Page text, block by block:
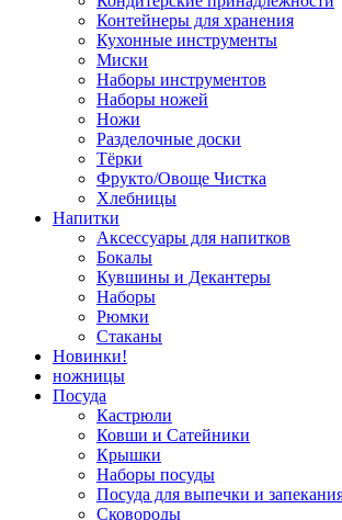
Контейнеры для хранения
Кухонные инструменты
Миски
Наборы инструментов
Наборы ножей
Ножи
Разделочные доски
Тёрки
Фрукто/Овоще Чистка
Хлебницы
Напитки
Аксессуары для напитков
Бокалы
Кувшины и Декантеры
Наборы
Рюмки
Стаканы
Новинки!
ножницы
Посуда
Кастрюли
Ковши и Сатейники
Крышки
Наборы посуды
Посуда для выпечки и
Сковороды